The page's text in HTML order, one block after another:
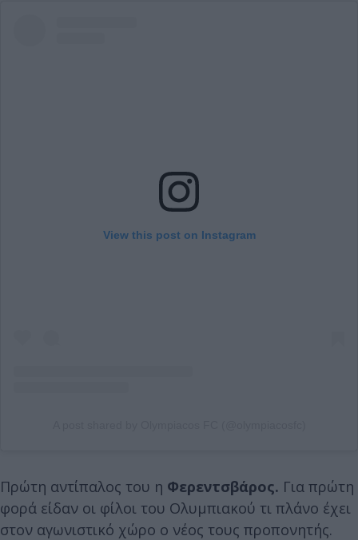
View this post on Instagram
Πρώτη αντίπαλος του η Φερεντσβάρος. Για πρώτη
φορά είδαν οι φίλοι του Ολυμπιακού τι πλάνο έχει
στον αγωνιστικό χώρο ο νέος τους προπονητής.